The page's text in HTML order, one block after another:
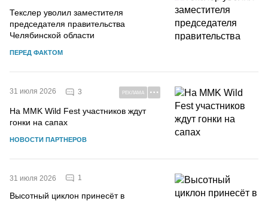
Текслер уволил заместителя
председателя правительства
Челябинской области
ПЕРЕД ФАКТОМ
31 июля 2026 3 РЕКЛАМА
На MMK Wild Fest участников ждут
гонки на сапах
НОВОСТИ ПАРТНЕРОВ
31 июля 2026 1
Высотный циклон принесёт в